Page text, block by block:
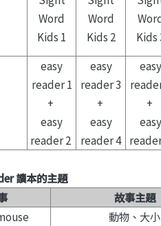
Word
Kids 1
Word
Kids 2
Kids
easy
reader 1
+
easy
reader 2
easy
reader 3
+
easy
reader 4
easy
+
easy
讀本的主題
故事主題
動物、大小